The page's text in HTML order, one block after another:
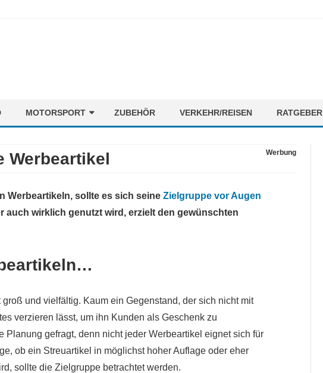
MOTORSPORT
TEAMS
MOTORENMIX
ZUBEHÖR VERKEHR/REISEN RATGEBER
Werbeartikel Werbung
Werbeartikeln, sollte es sich seine Zielgruppe vor Augen
auch wirklich genutzt wird, erzielt den gewünschten
und vielfältig. Kaum ein Gegenstand, der sich nicht mit
verzieren lässt, um ihn Kunden als Geschenk zu
Planung gefragt, denn nicht jeder Werbeartikel eignet sich für
ob ein Streuartikel in möglichst hoher Auflage oder eher
sollte die Zielgruppe betrachtet werden.